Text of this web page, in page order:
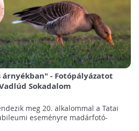
- Fotópályázatot
Sokadalom
meg 20. alkalommal a Tatai
eseményre madárfotó-